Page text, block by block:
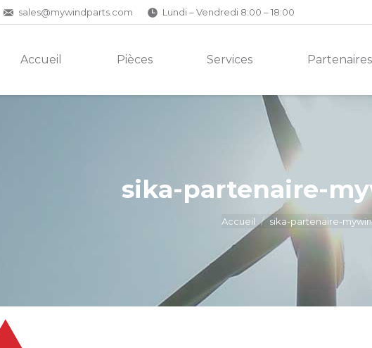
sales@mywindparts.com Lundi – Vendredi 8:00 – 18:00
Accueil Pièces Services Partenaires
sika-partenaire-
Accueil sika-partenaire-